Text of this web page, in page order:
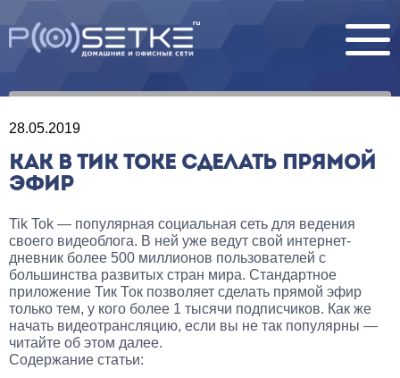
28.05.2019
КАК В ТИК ТОКЕ СДЕЛАТЬ ПРЯМОЙ
ЭФИР
Tik Tok — популярная социальная сеть для ведения
своего видеоблога. В ней уже ведут свой интернет-
дневник более 500 миллионов пользователей с
большинства развитых стран мира. Стандартное
приложение Тик Ток позволяет сделать прямой эфир
только тем, у кого более 1 тысячи подписчиков. Как же
начать видеотрансляцию, если вы не так популярны —
читайте об этом далее.
Содержание статьи: